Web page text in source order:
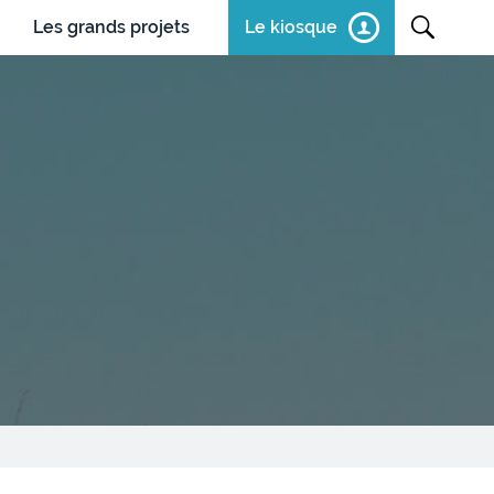
Les grands projets Le kiosque